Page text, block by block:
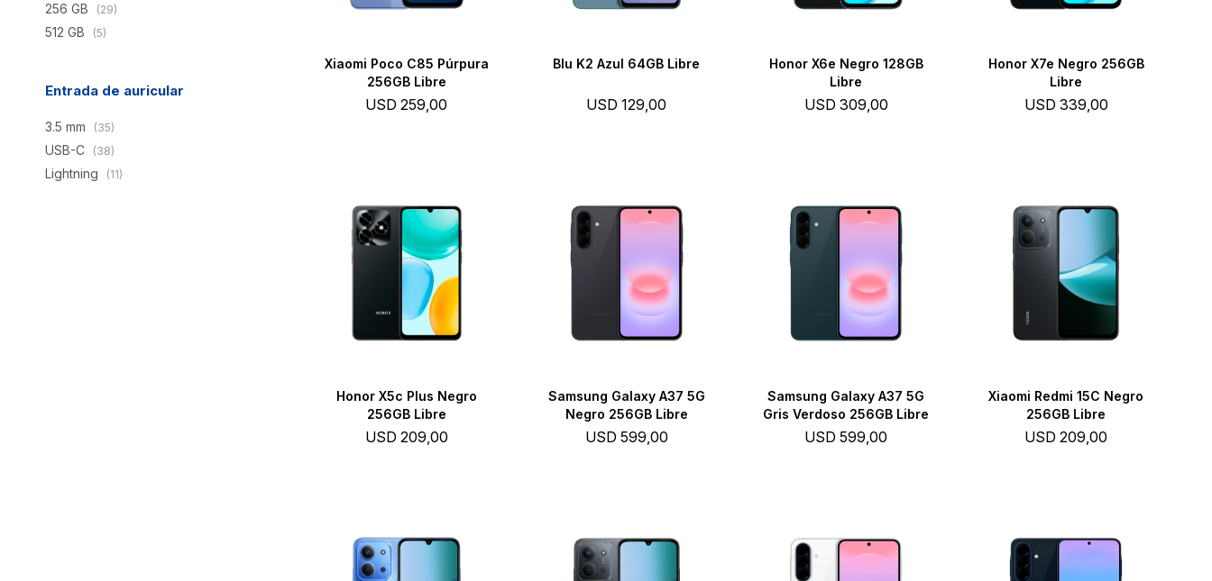
Xiaomi Poco C85 Púrpura
256GB Libre
USD 259,00
Blu K2 Azul 64GB Libre
USD 129,00
Honor X6e Negro 128GB
Libre
USD 309,00
Honor X7e Negro 256GB
Libre
USD 339,00
Honor X5c Plus Negro
256GB Libre
USD 209,00
Samsung Galaxy A37 5G
Negro 256GB Libre
USD 599,00
Samsung Galaxy A37 5G
Gris Verdoso 256GB Libre
USD 599,00
Xiaomi Redmi 15C Negro
256GB Libre
USD 209,00
256 GB (29)
512 GB (5)
Entrada de auricular
3.5 mm (35)
USB-C (38)
Lightning (11)